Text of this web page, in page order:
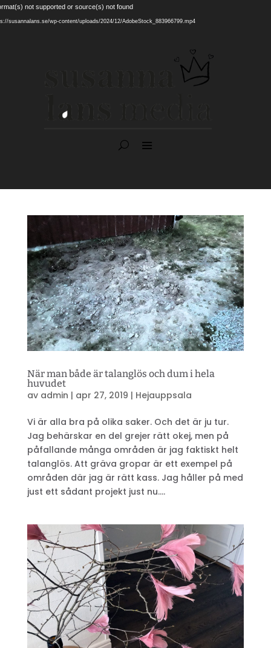
Videospelare
not supported or source(s) not found
susannalans.se/wp-content/uploads/2024/12/AdobeStock_883966799.mp4
När man både är talanglös och dum i hela
huvudet
av admin | apr 27, 2019 | Hejauppsala
Vi är alla bra på olika saker. Och det är ju tur.
Jag behärskar en del grejer rätt okej, men på
påfallande många områden är jag faktiskt helt
talanglös. Att gräva gropar är ett exempel på
områden där jag är rätt kass. Jag håller på med
just ett sådant projekt just nu....